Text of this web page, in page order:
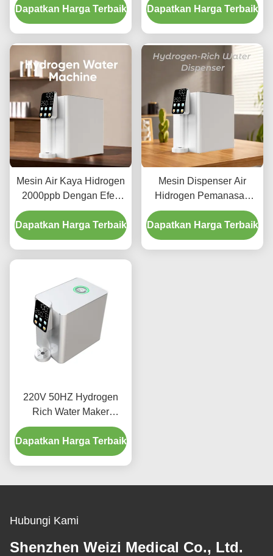
2200W Meningkatkan
Peredaran Darah
Dapatkan Harga Terbaik
Dapatkan Harga Terbaik
Mesin Air Kaya Hidrogen
2000ppb Dengan Efek
Anti-inflamasi
Dapatkan Harga Terbaik
Mesin Dispenser Air
Hidrogen Pemanasan
Instan Desktop 2000ppb
Dapatkan Harga Terbaik
220V 50HZ Hydrogen
Rich Water Maker
2000ppb Nyaman
Digunakan
Dapatkan Harga Terbaik
Hubungi Kami
Shenzhen Weizi Medical Co., Ltd.